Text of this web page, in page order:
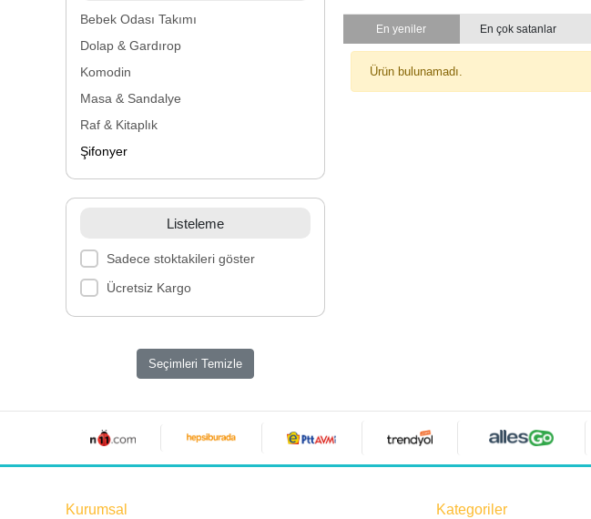
Bebek Odası Takımı
Dolap & Gardırop
Komodin
Masa & Sandalye
Raf & Kitaplık
Şifonyer
Listeleme
Sadece stoktakileri göster
Ücretsiz Kargo
Seçimleri Temizle
En yeniler En çok satanlar
Ürün bulunamadı.
Kurumsal Kategoriler